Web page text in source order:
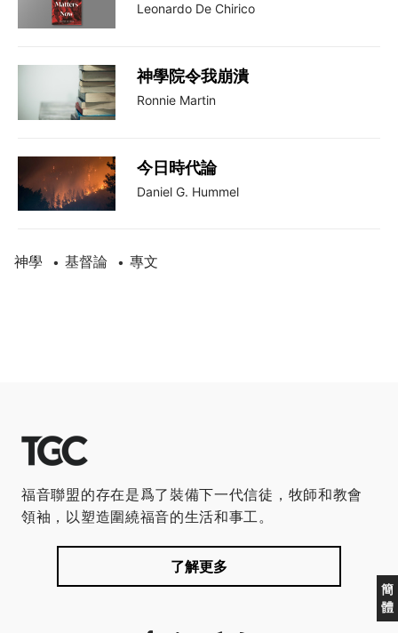
Leonardo De Chirico
神學院令我崩潰
Ronnie Martin
今日時代論
Daniel G. Hummel
神學 • 基督論 • 專文
簡
體
福音聯盟的存在是爲了裝備下一代信徒，牧師和教會
領袖，以塑造圍繞福音的生活和事工。
了解更多